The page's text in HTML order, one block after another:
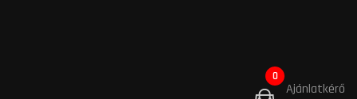
Ajánlatkérő
0